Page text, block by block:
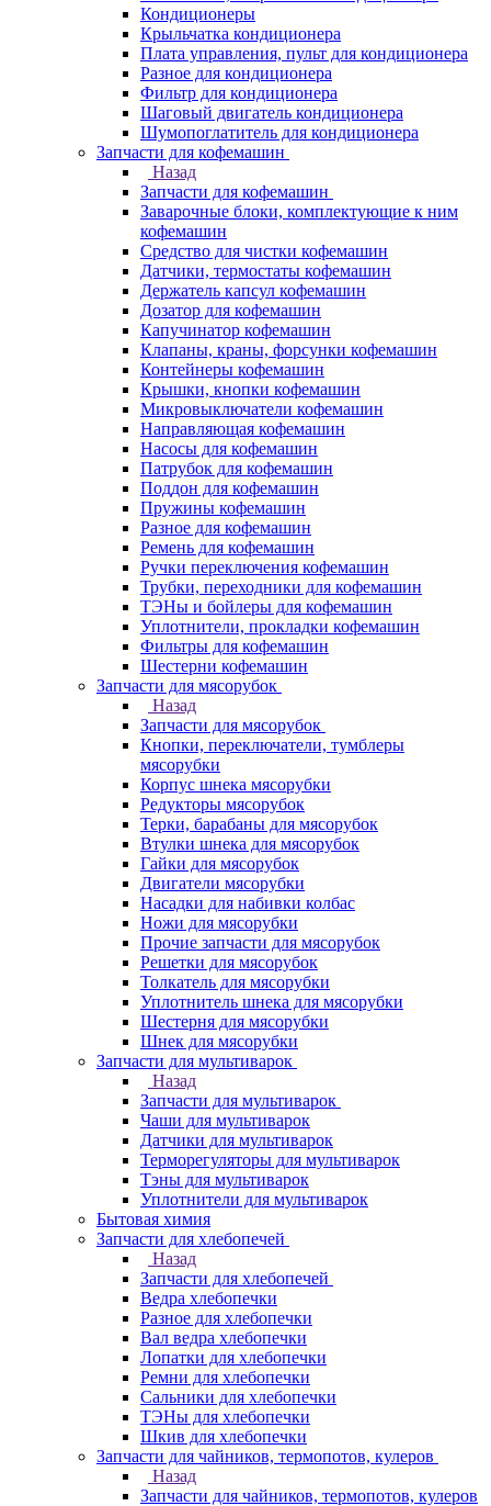
Кондиционеры
Крыльчатка кондиционера
Плата управления, пульт для кондиционера
Разное для кондиционера
Фильтр для кондиционера
Шаговый двигатель кондиционера
Шумопоглатитель для кондиционера
Запчасти для кофемашин
Назад
Запчасти для кофемашин
Заварочные блоки, комплектующие к ним
кофемашин
Средство для чистки кофемашин
Датчики, термостаты кофемашин
Держатель капсул кофемашин
Дозатор для кофемашин
Капучинатор кофемашин
Клапаны, краны, форсунки кофемашин
Контейнеры кофемашин
Крышки, кнопки кофемашин
Микровыключатели кофемашин
Направляющая кофемашин
Насосы для кофемашин
Патрубок для кофемашин
Поддон для кофемашин
Пружины кофемашин
Разное для кофемашин
Ремень для кофемашин
Ручки переключения кофемашин
Трубки, переходники для кофемашин
ТЭНы и бойлеры для кофемашин
Уплотнители, прокладки кофемашин
Фильтры для кофемашин
Шестерни кофемашин
Запчасти для мясорубок
Назад
Запчасти для мясорубок
Кнопки, переключатели, тумблеры
мясорубки
Корпус шнека мясорубки
Редукторы мясорубок
Терки, барабаны для мясорубок
Втулки шнека для мясорубок
Гайки для мясорубок
Двигатели мясорубки
Насадки для набивки колбас
Ножи для мясорубки
Прочие запчасти для мясорубок
Решетки для мясорубок
Толкатель для мясорубки
Уплотнитель шнека для мясорубки
Шестерня для мясорубки
Шнек для мясорубки
Запчасти для мультиварок
Назад
Запчасти для мультиварок
Чаши для мультиварок
Датчики для мультиварок
Терморегуляторы для мультиварок
Тэны для мультиварок
Уплотнители для мультиварок
Бытовая химия
Запчасти для хлебопечей
Назад
Запчасти для хлебопечей
Ведра хлебопечки
Разное для хлебопечки
Вал ведра хлебопечки
Лопатки для хлебопечки
Ремни для хлебопечки
Сальники для хлебопечки
ТЭНы для хлебопечки
Шкив для хлебопечки
Запчасти для чайников, термопотов, кулеров
Назад
Запчасти для чайников, термопотов, кулеров